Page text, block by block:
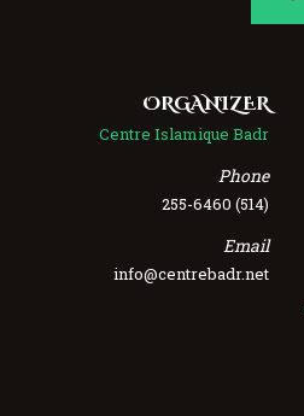
ORGANIZER
Centre Islamique Badr
Phone
(514) 255-6460
Email
info@centrebadr.net